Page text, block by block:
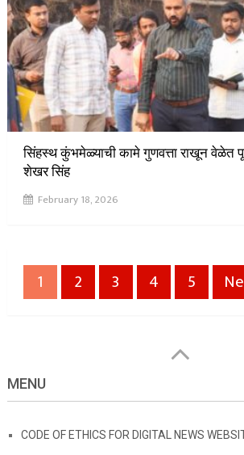
सिंहस्थ कुंभमेळ्याची कामे गुणवत्ता राखून वेळेत
शेखर सिंह
February 18, 2026
Posts
1 2 3 4 5
MENU
CODE OF ETHICS FOR DIGITAL NEWS